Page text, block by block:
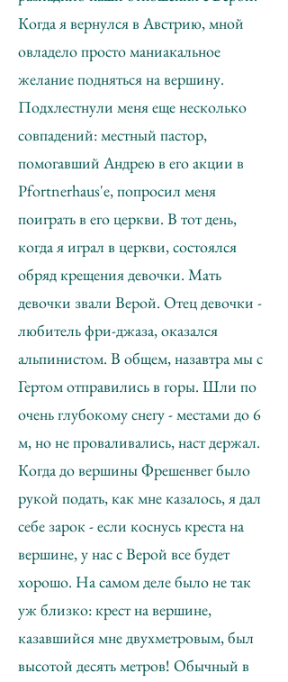
Когда я вернулся в Австрию, мной
овладело просто маниакальное
желание подняться на вершину.
Подхлестнули меня еще несколько
совпадений: местный пастор,
помогавший Андрею в его акции в
Pfortnerhaus'e, попросил меня
поиграть в его церкви. В тот день,
когда я играл в церкви, состоялся
обряд крещения девочки. Мать
девочки звали Верой. Отец девочки -
любитель фри-джаза, оказался
альпинистом. В общем, назавтра мы с
Гертом отправились в горы. Шли по
очень глубокому снегу - местами до 6
м, но не проваливались, наст держал.
Когда до вершины Фрешенвег было
рукой подать, как мне казалось, я дал
себе зарок - если коснусь креста на
вершине, у нас с Верой все будет
хорошо. На самом деле было не так
уж близко: крест на вершине,
казавшийся мне двухметровым, был
высотой десять метров! Обычный в